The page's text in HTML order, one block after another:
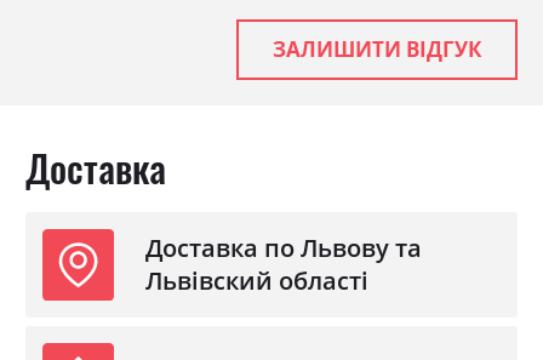
забезпечують міцність конструкції й тривалий термін
експлуатації. Особливістю серії є округлі фасади без
декоративними рифленими вставками. До модульної
системи входять ліжка різних розмірів, шафи, комоди,
приліжкові тумби, туалетний столик, дзеркала та інші
елементи, які дозволяють облаштувати спальню
відповідно до індивідуальних потреб і площі
ЗАЛИШИТИ ВІДГУК
Доставка
Доставка по Львову та
Львівский області